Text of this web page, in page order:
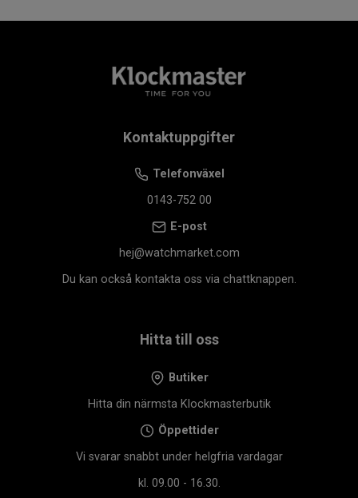
Kontaktuppgifter
Telefonväxel
0143-752 00
E-post
hej@watchmarket.com
Du kan också kontakta oss via chattknappen.
Hitta till oss
Butiker
Hitta din närmsta Klockmasterbutik
Öppettider
Vi svarar snabbt under helgfria vardagar
kl. 09.00 - 16.30.